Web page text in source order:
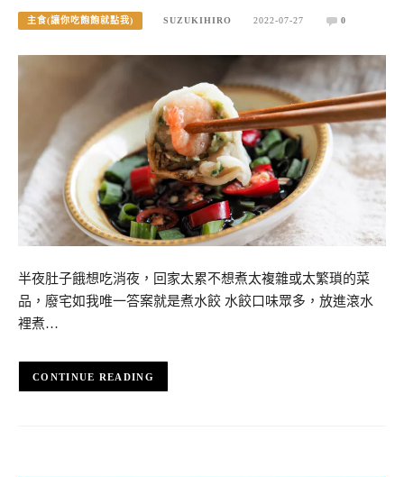
主食(讓你吃飽飽就點我) SUZUKIHIRO 2022-07-27 0
半夜肚子餓想吃消夜，回家太累不想煮太複雜或太繁瑣的菜
品，廢宅如我唯一答案就是煮水餃 水餃口味眾多，放進滾水
裡煮…
CONTINUE READING